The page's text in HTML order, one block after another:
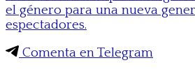
el género para una nueva
espectadores.
Comenta en Telegram